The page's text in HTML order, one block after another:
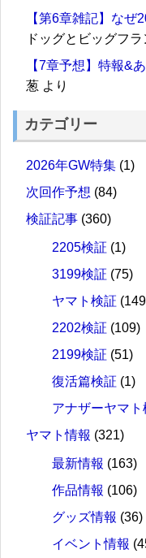
【第6章雑記】なぜ
ドッグとビッグフラ
【7章予想】特報&
葱 より
カテゴリー
2026年GW特集 (1)
次回作予想 (84)
検証記事 (360)
2205検証 (1)
3199検証 (75)
ヤマト検証
2202検証 (109)
2199検証 (51)
復活篇検証 (1)
アナザーヤマト
ヤマト情報 (321)
最新情報 (163)
作品情報 (106)
グッズ情報 (36)
イベント情報